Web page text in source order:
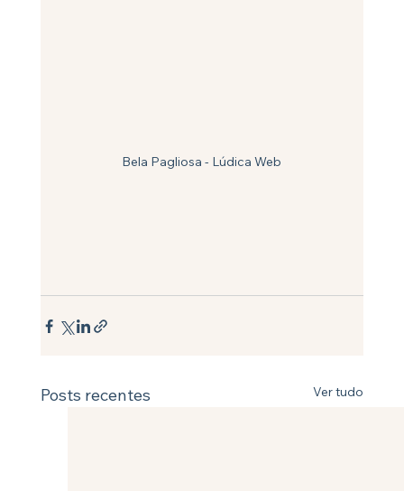
Bela Pagliosa - Lúdica Web
Posts recentes Ver tudo